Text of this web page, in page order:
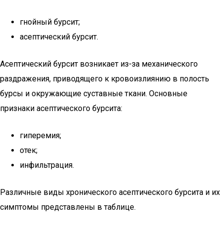
гнойный бурсит;
асептический бурсит.
Асептический бурсит возникает из-за механического
раздражения, приводящего к кровоизлиянию в полость
бурсы и окружающие суставные ткани. Основные
признаки асептического бурсита:
гиперемия;
отек;
инфильтрация.
Различные виды хронического асептического бурсита и их
симптомы представлены в таблице.